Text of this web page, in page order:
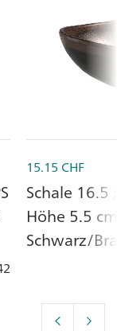
15.15 CHF
Schale 16.5
Höhe 5.5
Schwarz/